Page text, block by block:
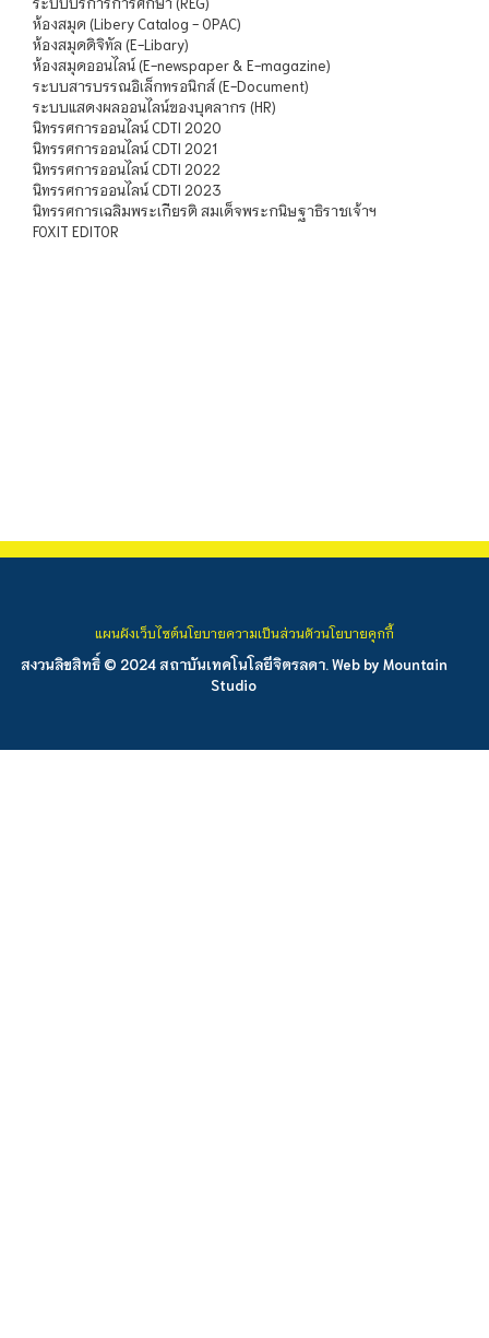
ห้องสมุด (Libery Catalog - OPAC)
ห้องสมุดดิจิทัล (E-Libary)
ห้องสมุดออนไลน์ (E-newspaper & E-magazine)
ระบบสารบรรณอิเล็กทรอนิกส์ (E-Document)
ระบบแสดงผลออนไลน์ของบุคลากร (HR)
นิทรรศการออนไลน์ CDTI 2020
นิทรรศการออนไลน์ CDTI 2021
นิทรรศการออนไลน์ CDTI 2022
นิทรรศการออนไลน์ CDTI 2023
นิทรรศการเฉลิมพระเกียรติ สมเด็จพระกนิษฐาธิราชเจ้าฯ
FOXIT EDITOR
สงวนลิขสิทธิ์ © 2024 สถาบันเทคโนโลยีจิตรลดา. Web by Mountain
Studio
แผนผังเว็บไซต์นโยบายความเป็นส่วนตัวนโยบายคุกกี้